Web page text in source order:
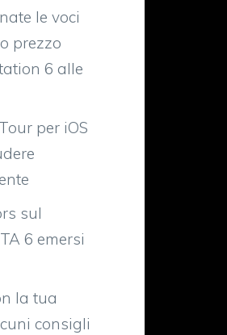
le voci
prezzo
6 alle
per iOS
sul
6 emersi
la tua
consigli